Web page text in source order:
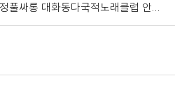
풀싸롱 대화동다국적노래클럽 안…